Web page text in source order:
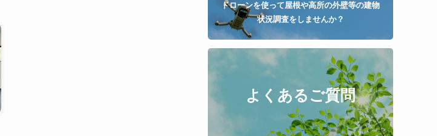
ドローンを使って屋根や高所の外壁等の建物
状況調査をしませんか？
よくあるご質問